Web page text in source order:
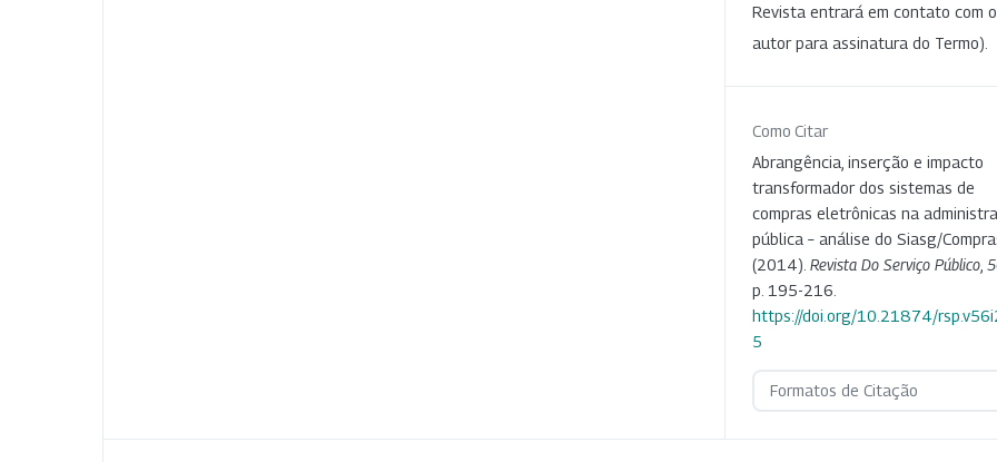
Revista entrará em contato com o
autor para assinatura do Termo).
Como Citar
Abrangência, inserção e impacto
transformador dos sistemas de
compras eletrônicas na
pública – análise do Siasg/
(2014). Revista Do Serviço Público
p. 195-216.
https://doi.org/10.21874/
5
Formatos de Citação